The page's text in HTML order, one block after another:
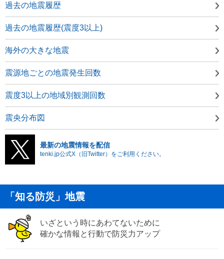
過去の地震履歴
過去の地震履歴(震度3以上)
海外の大きな地震
震源地ごとの地震発生回数
震度3以上の地域別観測回数
震央分布図
最新の地震情報を配信
tenki.jp公式X（旧Twitter）をご利用ください。
「知る防災」地震
いざという時にあわてないために
確かな情報と行動で防災力アップ